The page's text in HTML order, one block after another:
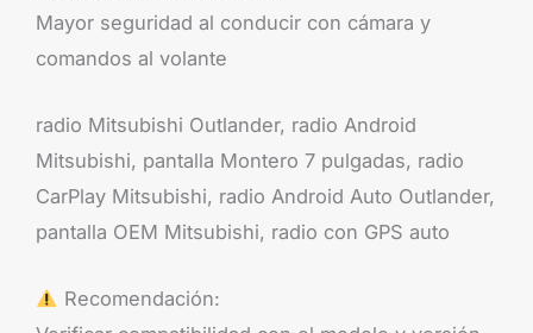
Mayor seguridad al conducir con cámara y
comandos al volante
radio Mitsubishi Outlander, radio Android
Mitsubishi, pantalla Montero 7 pulgadas, radio
CarPlay Mitsubishi, radio Android Auto Outlander,
pantalla OEM Mitsubishi, radio con GPS auto
Recomendación: